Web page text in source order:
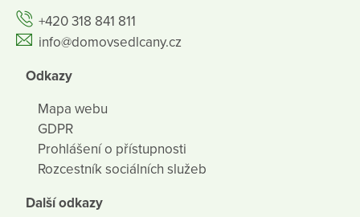
+420 318 841 811
info@domovsedlcany.cz
Odkazy
Mapa webu
GDPR
Prohlášení o přístupnosti
Rozcestník sociálních služeb
Další odkazy